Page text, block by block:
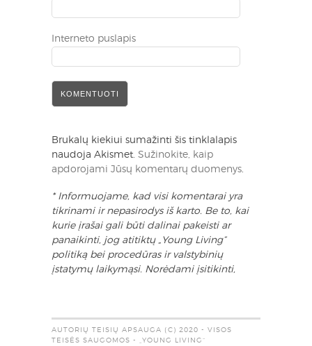
Interneto puslapis
Brukalų kiekiui sumažinti šis tinklalapis
naudoja Akismet. Sužinokite, kaip
apdorojami Jūsų komentarų duomenys
* Informuojame, kad visi komentarai yra
tikrinami ir nepasirodys iš karto. Be to, kai
kurie įrašai gali būti dalinai pakeisti ar
panaikinti, jog atitiktų „Young Living“
politiką bei procedūras ir valstybinių
įstatymų laikymąsi. Norėdami įsitikinti,
AUTORIŲ TEISIŲ APSAUGA (C) 2020 - VISOS
TEISĖS SAUGOMOS - „YOUNG LIVING“